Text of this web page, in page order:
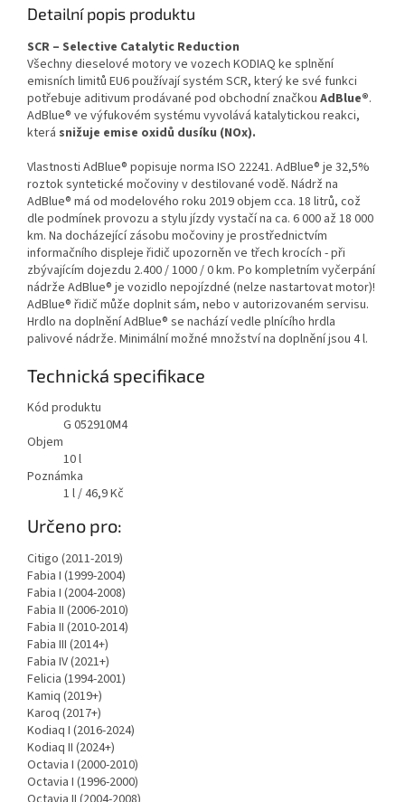
Detailní popis produktu
SCR – Selective Catalytic Reduction
Všechny dieselové motory ve vozech KODIAQ ke splnění
emisních limitů EU6 používají systém SCR, který ke své funkci
potřebuje aditivum prodávané pod obchodní značkou AdBlue®.
AdBlue® ve výfukovém systému vyvolává katalytickou reakci,
která snižuje emise oxidů dusíku (NOx).
Vlastnosti AdBlue® popisuje norma ISO 22241. AdBlue® je 32,5%
roztok syntetické močoviny v destilované vodě. Nádrž na
AdBlue® má od modelového roku 2019 objem cca. 18 litrů, což
dle podmínek provozu a stylu jízdy vystačí na ca. 6 000 až 18 000
km. Na docházející zásobu močoviny je prostřednictvím
informačního displeje řidič upozorněn ve třech krocích - při
zbývajícím dojezdu 2.400 / 1000 / 0 km. Po kompletním vyčerpání
nádrže AdBlue® je vozidlo nepojízdné (nelze nastartovat motor)!
AdBlue® řidič může doplnit sám, nebo v autorizovaném servisu.
Hrdlo na doplnění AdBlue® se nachází vedle plnícího hrdla
palivové nádrže. Minimální možné množství na doplnění jsou 4 l.
Technická specifikace
Kód produktu
G 052910M4
Objem
10l
Poznámka
1 l / 46,9 Kč
Určeno pro:
Citigo (2011-2019)
Fabia I (1999-2004)
Fabia I (2004-2008)
Fabia II (2006-2010)
Fabia II (2010-2014)
Fabia III (2014+)
Fabia IV (2021+)
Felicia (1994-2001)
Kamiq (2019+)
Karoq (2017+)
Kodiaq I (2016-2024)
Kodiaq II (2024+)
Octavia I (2000-2010)
Octavia I (1996-2000)